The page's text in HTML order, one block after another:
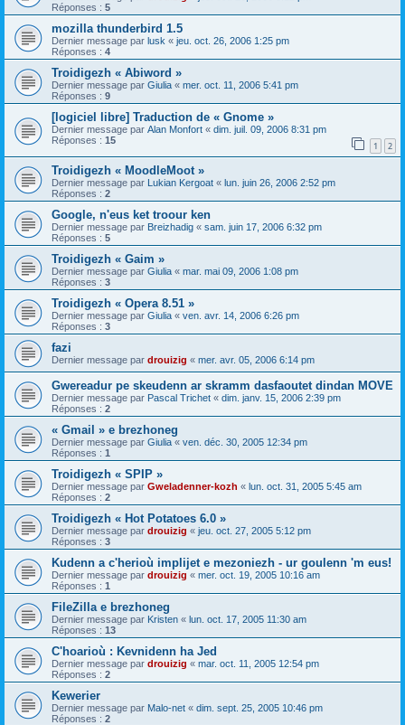
Réponses : 5
mozilla thunderbird 1.5
Dernier message par lusk « jeu. oct. 26, 2006 1:25 pm
Réponses : 4
Troidigezh « Abiword »
Dernier message par Giulia « mer. oct. 11, 2006 5:41 pm
Réponses : 9
[logiciel libre] Traduction de « Gnome »
Dernier message par Alan Monfort « dim. juil. 09, 2006 8:31 pm
Réponses : 15 1 2
Troidigezh « MoodleMoot »
Dernier message par Lukian Kergoat « lun. juin 26, 2006 2:52 pm
Réponses : 2
Google, n'eus ket troour ken
Dernier message par Breizhadig « sam. juin 17, 2006 6:32 pm
Réponses : 5
Troidigezh « Gaim »
Dernier message par Giulia « mar. mai 09, 2006 1:08 pm
Réponses : 3
Troidigezh « Opera 8.51 »
Dernier message par Giulia « ven. avr. 14, 2006 6:26 pm
Réponses : 3
fazi
Dernier message par drouizig « mer. avr. 05, 2006 6:14 pm
Gwereadur pe skeudenn ar skramm dasfaoutet dindan MOVE
Dernier message par Pascal Trichet « dim. janv. 15, 2006 2:39 pm
Réponses : 2
« Gmail » e brezhoneg
Dernier message par Giulia « ven. déc. 30, 2005 12:34 pm
Réponses : 1
Troidigezh « SPIP »
Dernier message par Gweladenner-kozh « lun. oct. 31, 2005 5:45 am
Réponses : 2
Troidigezh « Hot Potatoes 6.0 »
Dernier message par drouizig « jeu. oct. 27, 2005 5:12 pm
Réponses : 3
Kudenn a c'herioù implijet e mezoniezh - ur goulenn 'm eus!
Dernier message par drouizig « mer. oct. 19, 2005 10:16 am
Réponses : 1
FileZilla e brezhoneg
Dernier message par Kristen « lun. oct. 17, 2005 11:30 am
Réponses : 13
C'hoarioù : Kevnidenn ha Jed
Dernier message par drouizig « mar. oct. 11, 2005 12:54 pm
Réponses : 2
Kewerier
Dernier message par Malo-net « dim. sept. 25, 2005 10:46 pm
Réponses : 2